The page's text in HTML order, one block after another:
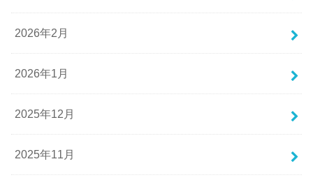
2026年2月
2026年1月
2025年12月
2025年11月